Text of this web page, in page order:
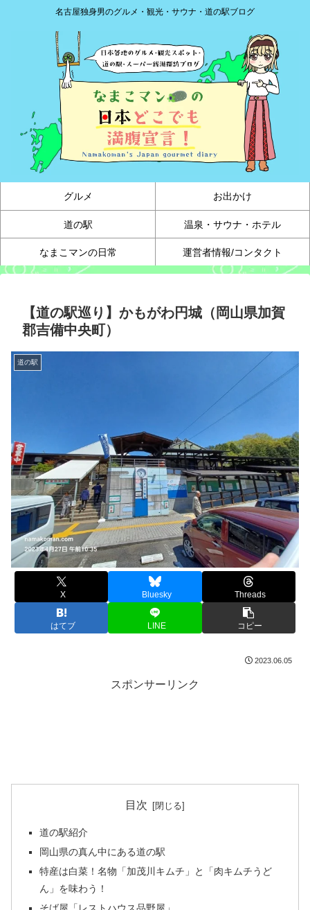
名古屋独身男のグルメ・観光・サウナ・道の駅ブログ
グルメ お出かけ
道の駅 温泉・サウナ・ホテル
なまこマンの日常 運営者情報/コンタクト
【道の駅巡り】かもがわ円城（岡山県加賀
郡吉備中央町）
道の駅
X Bluesky Threads
はてブ LINE コピー
2023.06.05
スポンサーリンク
目次
道の駅紹介
岡山県の真ん中にある道の駅
特産は白菜！名物「加茂川キムチ」と「肉キムチうど
ん」を味わう！